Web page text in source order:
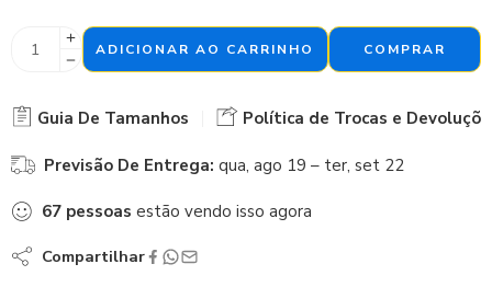
ADICIONAR AO CARRINHO COMPRAR
Guia De Tamanhos Política de Trocas e
Previsão De Entrega: qua, ago 19 – ter, set 22
67 pessoas estão vendo isso agora
Compartilhar